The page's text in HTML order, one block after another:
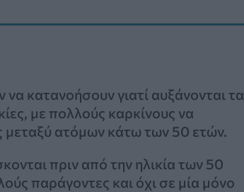
κατανοήσουν γιατί αυξάνονται τα
με πολλούς καρκίνους να
μεταξύ ατόμων κάτω των 50 ετών.
πριν από την ηλικία των 50
παράγοντες και όχι σε μία μόνο